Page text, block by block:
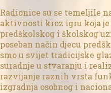
Radionice su se temeljile
aktivnosti kroz igru koja
predškolskog i školskog
poseban način djecu
smo u svijet tradicijske
suradnje u stvaranju i
razvijanje raznih vrsta
izgradnja osobnog i